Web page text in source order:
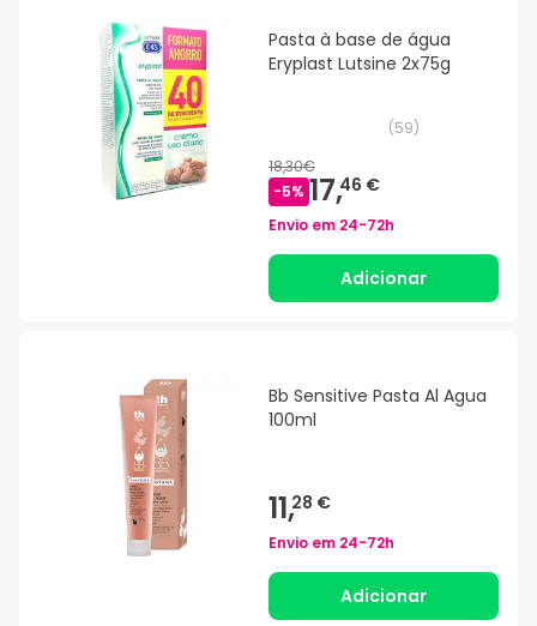
Pasta à base de água
Eryplast Lutsine 2x75g
(59)
18,30€
-5% 17,46 €
Envio em 24-72h
Adicionar
Bb Sensitive Pasta Al Agua
100ml
11,28 €
Envio em 24-72h
Adicionar